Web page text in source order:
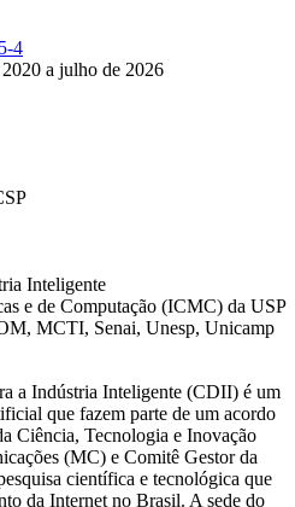
4
a julho de 2026
Inteligente
e de Computação (ICMC) da USP
MCTI, Senai, Unesp, Unicamp
a Indústria Inteligente (CDII) é um
que fazem parte de um acordo
Ciência, Tecnologia e Inovação
(MC) e Comitê Gestor da
científica e tecnológica que
da Internet no Brasil. A sede do